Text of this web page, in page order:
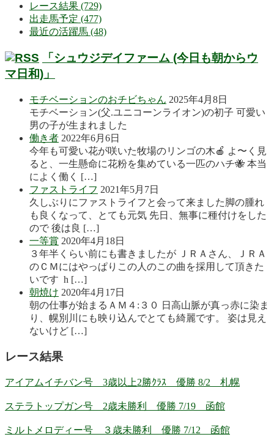
レース結果 (729)
出走馬予定 (477)
最近の活躍馬 (48)
「シュウジデイファーム (今日も朝からウ
マ日和)」
モチベーションのおチビちゃん 2025年4月8日
モチベーション(父.ユニコーンライオン)の初子 可愛い
男の子が生まれました
働き者 2022年6月6日
今年も可愛い花が咲いた牧場のリンゴの木🍎 よ〜く見
ると、一生懸命に花粉を集めている一匹のハチ🐝 本当
によく働く […]
ファストライフ 2021年5月7日
久しぶりにファストライフと会って来ました脚の腫れ
も良くなって、とても元気 先日、無事に種付けをした
ので 後は良 […]
一等賞 2020年4月18日
３年半くらい前にも書きましたが ＪＲＡさん、ＪＲＡ
のＣＭにはやっぱりこの人のこの曲を採用して頂きた
いです h […]
朝焼け 2020年4月17日
朝の仕事が始まるＡＭ４:３０ 日高山脈が真っ赤に染ま
り、幌別川にも映り込んでとても綺麗です。 姿は見え
ないけど […]
レース結果
アイアムイチバン号 3歳以上2勝ｸﾗｽ 優勝 8/2 札幌
ステラトップガン号 2歳未勝利 優勝 7/19 函館
ミルトメロディー号 ３歳未勝利 優勝 7/12 函館